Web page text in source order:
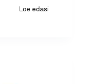
Loe edasi